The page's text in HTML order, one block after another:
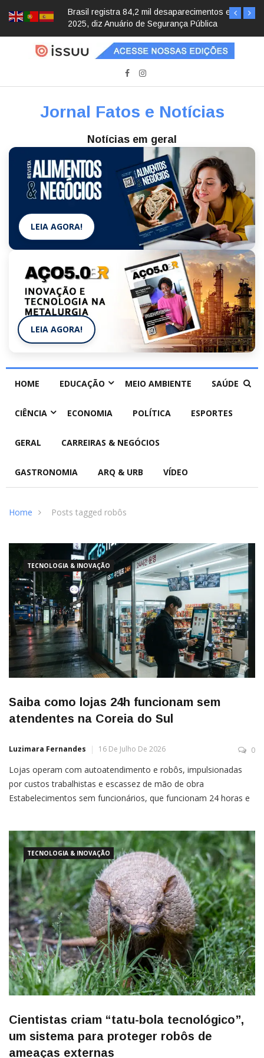
Brasil registra 84,2 mil desaparecimentos em
2025, diz Anuário de Segurança Pública
Jornal Fatos e Notícias
Notícias em geral
LEIA AGORA!
LEIA AGORA!
HOME EDUCAÇÃO MEIO AMBIENTE SAÚDE
CIÊNCIA ECONOMIA POLÍTICA ESPORTES
GERAL CARREIRAS & NEGÓCIOS
GASTRONOMIA ARQ & URB VÍDEO
Home Posts tagged robôs
TECNOLOGIA & INOVAÇÃO
Saiba como lojas 24h funcionam sem
atendentes na Coreia do Sul
Luzimara Fernandes 16 De Julho De 2026 0
Lojas operam com autoatendimento e robôs, impulsionadas
por custos trabalhistas e escassez de mão de obra
Estabelecimentos sem funcionários, que funcionam 24 horas e
pelo aumento dos
TECNOLOGIA & INOVAÇÃO
Cientistas criam “tatu-bola tecnológico”,
um sistema para proteger robôs de
ameaças externas